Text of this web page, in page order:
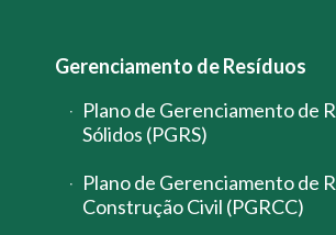
Gerenciamento de Resíduos
Plano de Gerenciamento de
Sólidos (PGRS)
Plano de Gerenciamento de
Construção Civil (PGRCC)